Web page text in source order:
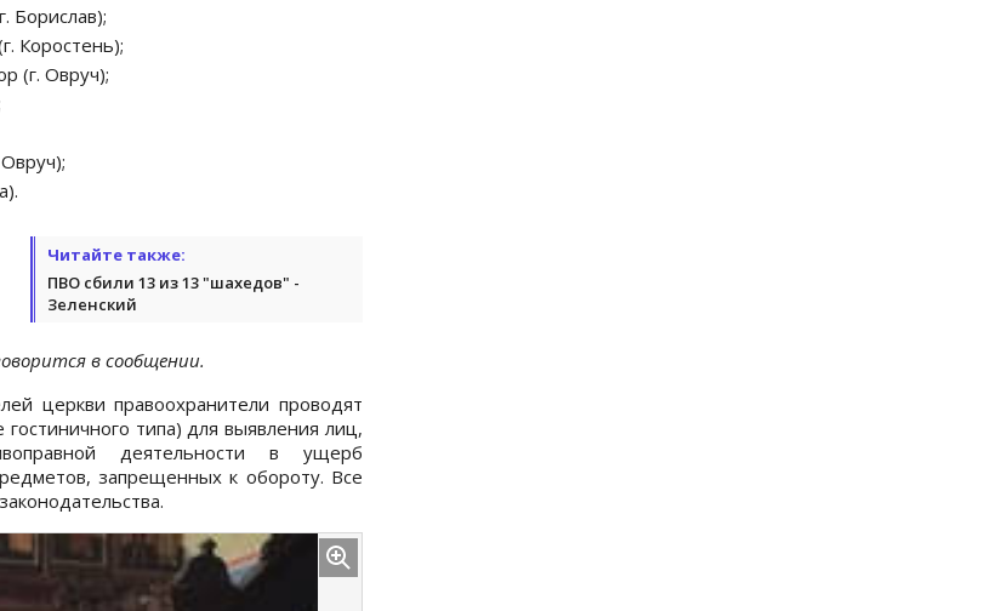
Борислав);
Коростень);
(г. Овруч);
Читайте также:
ПВО сбили 13 из 13 "шахедов" -
Зеленский
в сообщении.
церкви правоохранители проводят
типа) для выявления лиц,
деятельности в ущерб
запрещенных к обороту. Все